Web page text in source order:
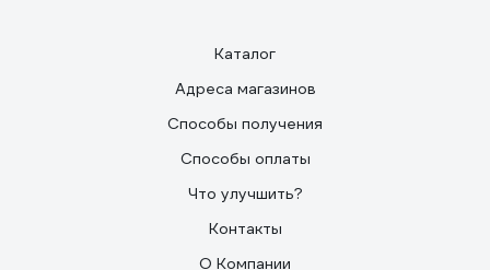
Каталог
Адреса магазинов
Способы получения
Способы оплаты
Что улучшить?
Контакты
О Компании